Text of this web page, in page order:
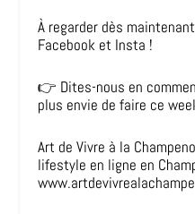
À regarder dès
Facebook et Insta !
👉 Dites-nous en
plus envie de faire ce
Art de Vivre à la
lifestyle en ligne en